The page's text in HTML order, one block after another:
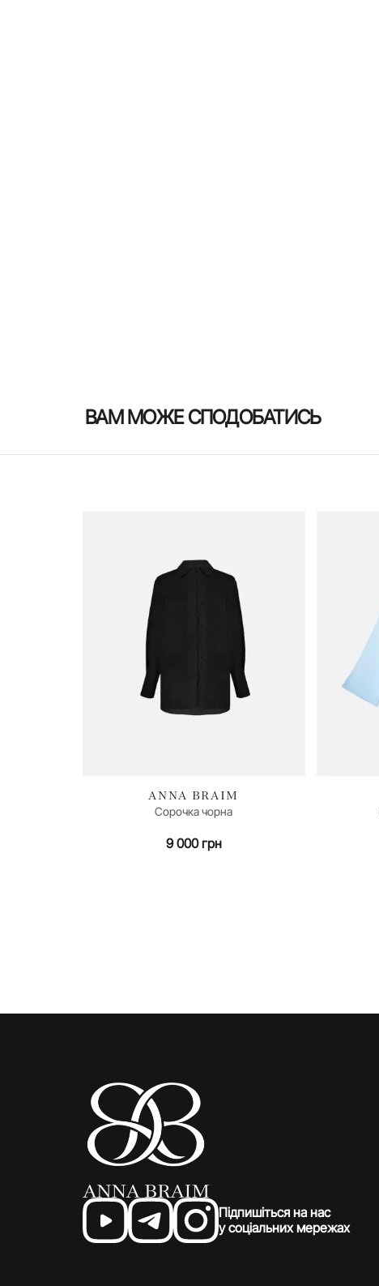
ВАМ МОЖЕ СПОДОБАТИСЬ
XS/S
ANNA BRAIM
Сорочка чорна
9 000 грн
Підпишіться на нас
у соціальних мережах